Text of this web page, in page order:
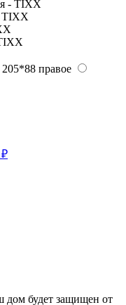
205*88 правое
₽
дом будет защищен от